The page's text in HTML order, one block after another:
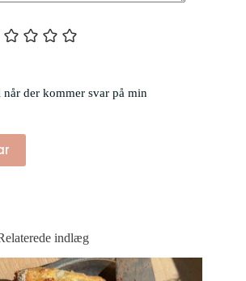
når der kommer svar på min
indlæg